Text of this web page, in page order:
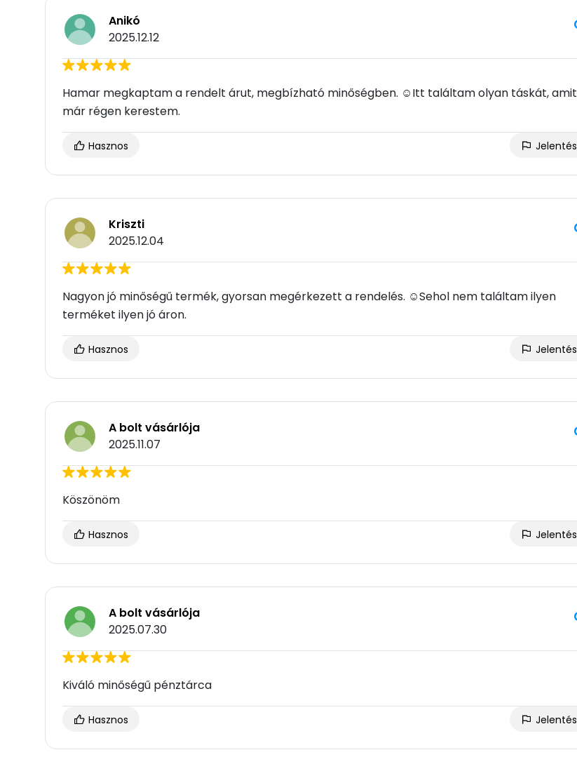
Anikó
2025.12.12
Hamar megkaptam a rendelt árut, megbízható minőségben. ☺Itt találtam olyan táskát, amit
már régen kerestem.
Hasznos Jelentés
Kriszti
2025.12.04
Nagyon jó minőségű termék, gyorsan megérkezett a rendelés. ☺Sehol nem találtam ilyen
terméket ilyen jó áron.
Hasznos Jelentés
A bolt vásárlója
2025.11.07
Köszönöm
Hasznos Jelentés
A bolt vásárlója
2025.07.30
Kiváló minőségű pénztárca
Hasznos Jelentés